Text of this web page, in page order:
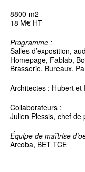
8800 m2
18 M€ HT
Programme :
Salles d’exposition,
Homepage, Fablab,
Brasserie. Bureaux.
Architectes : Hubert et
Collaborateurs :
Julien Plessis, chef de
Équipe de maîtrise
Arcoba, BET TCE